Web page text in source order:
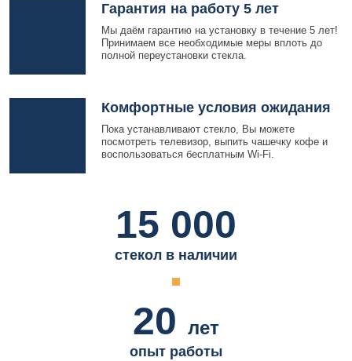
Гарантия на работу 5 лет
Мы даём гарантию на установку в течение 5 лет!
Принимаем все необходимые меры вплоть до
полной переустановки стекла.
Комфортные условия ожидания
Пока устанавливают стекло, Вы можете
посмотреть телевизор, выпить чашечку кофе и
воспользоваться бесплатным Wi-Fi.
15 000
стекол в наличии
20 лет
опыт работы